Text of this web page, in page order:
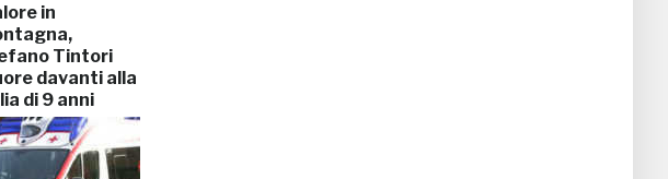
in
Tintori
davanti alla
di 9 anni